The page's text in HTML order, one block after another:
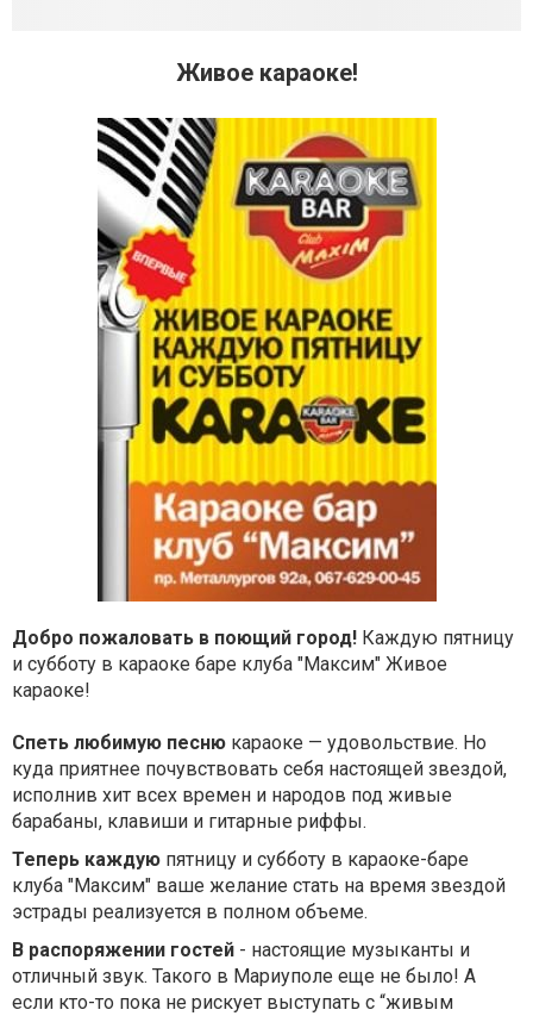
Живое караоке!
Добро пожаловать в поющий город! Каждую пятницу
и субботу в караоке баре клуба "Максим" Живое
караоке!
Спеть любимую песню караоке — удовольствие. Но
куда приятнее почувствовать себя настоящей звездой,
исполнив хит всех времен и народов под живые
барабаны, клавиши и гитарные риффы.
Теперь каждую пятницу и субботу в караоке-баре
клуба "Максим" ваше желание стать на время звездой
эстрады реализуется в полном объеме.
В распоряжении гостей - настоящие музыканты и
отличный звук. Такого в Мариуполе еще не было! А
если кто-то пока не рискует выступать с “живым